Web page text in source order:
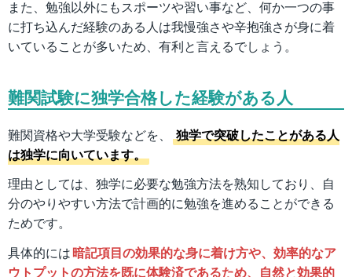
また、勉強以外にもスポーツや習い事など、何か一つの事
に打ち込んだ経験のある人は我慢強さや辛抱強さが身に着
いていることが多いため、有利と言えるでしょう。
難関試験に独学合格した経験がある人
難関資格や大学受験などを、
独学で突破したことがある人
は独学に向いています。
理由としては、独学に必要な勉強方法を熟知しており、自
分のやりやすい方法で計画的に勉強を進めることができる
ためです。
具体的には暗記項目の効果的な身に着け方や、効率的なア
ウトプットの方法を既に体験済であるため、自然と効果的